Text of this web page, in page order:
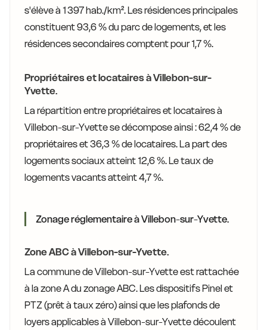
s'élève à 1 397 hab./km². Les résidences principales
constituent 93,6 % du parc de logements, et les
résidences secondaires comptent pour 1,7 %.
Propriétaires et locataires à Villebon-sur-
Yvette.
La répartition entre propriétaires et locataires à
Villebon-sur-Yvette se décompose ainsi : 62,4 % de
propriétaires et 36,3 % de locataires. La part des
logements sociaux atteint 12,6 %. Le taux de
logements vacants atteint 4,7 %.
Zonage réglementaire à Villebon-sur-Yvette.
Zone ABC à Villebon-sur-Yvette.
La commune de Villebon-sur-Yvette est rattachée
à la zone A du zonage ABC. Les dispositifs Pinel et
PTZ (prêt à taux zéro) ainsi que les plafonds de
loyers applicables à Villebon-sur-Yvette découlent